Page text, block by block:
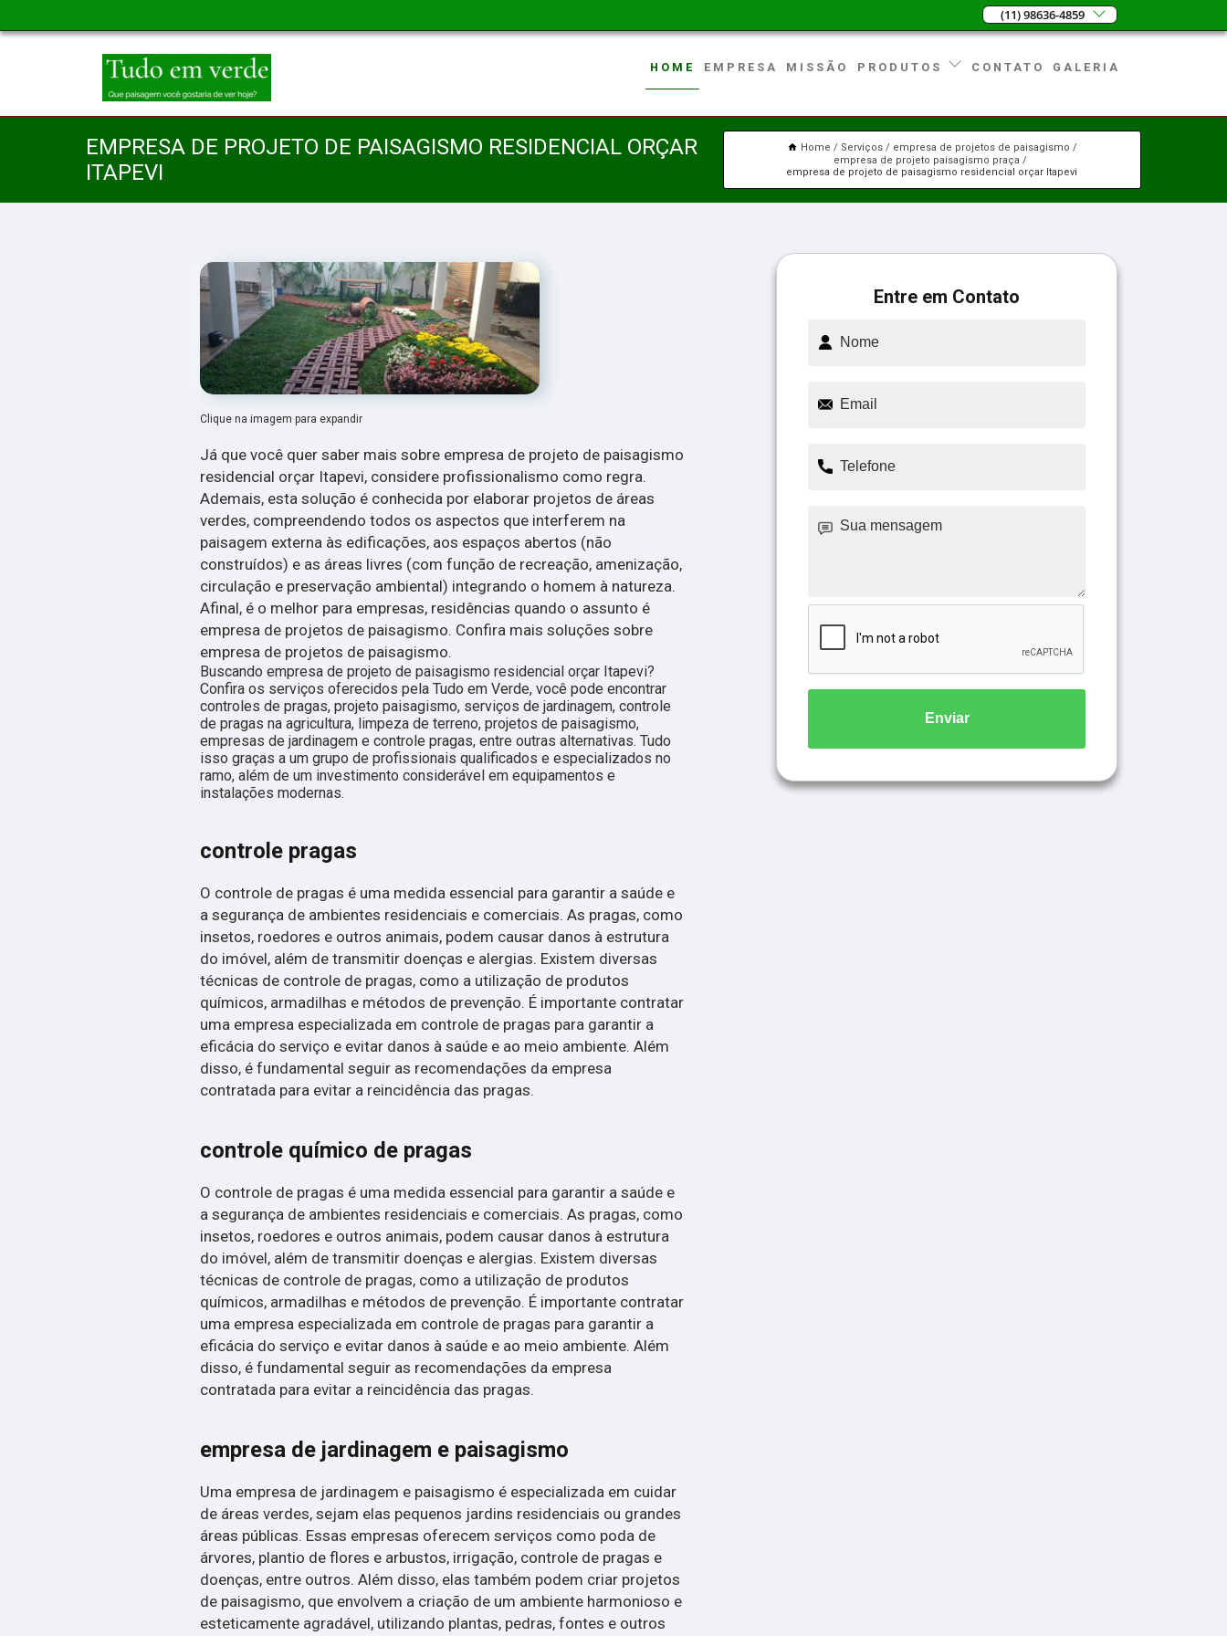
(11) 98636-4859
HOME EMPRESA MISSÃO PRODUTOS CONTATO GALERIA
EMPRESA DE PROJETO DE PAISAGISMO RESIDENCIAL ORÇAR
ITAPEVI
Home Serviços
empresa de projetos de paisagismo
empresa de projeto paisagismo praça
empresa de projeto de paisagismo residencial orçar Itapevi
Clique na imagem para expandir
Já que você quer saber mais sobre empresa de projeto de paisagismo
residencial orçar Itapevi, considere profissionalismo como regra.
Ademais, esta solução é conhecida por elaborar projetos de áreas
verdes, compreendendo todos os aspectos que interferem na
paisagem externa às edificações, aos espaços abertos (não
construídos) e as áreas livres (com função de recreação, amenização,
circulação e preservação ambiental) integrando o homem à natureza.
Afinal, é o melhor para empresas, residências quando o assunto é
empresa de projetos de paisagismo. Confira mais soluções sobre
empresa de projetos de paisagismo.
Buscando empresa de projeto de paisagismo residencial orçar Itapevi?
Confira os serviços oferecidos pela Tudo em Verde, você pode encontrar
controles de pragas, projeto paisagismo, serviços de jardinagem, controle
de pragas na agricultura, limpeza de terreno, projetos de paisagismo,
empresas de jardinagem e controle pragas, entre outras alternativas. Tudo
isso graças a um grupo de profissionais qualificados e especializados no
ramo, além de um investimento considerável em equipamentos e
instalações modernas.
controle pragas
O controle de pragas é uma medida essencial para garantir a saúde e
a segurança de ambientes residenciais e comerciais. As pragas, como
insetos, roedores e outros animais, podem causar danos à estrutura
do imóvel, além de transmitir doenças e alergias. Existem diversas
técnicas de controle de pragas, como a utilização de produtos
químicos, armadilhas e métodos de prevenção. É importante contratar
uma empresa especializada em controle de pragas para garantir a
eficácia do serviço e evitar danos à saúde e ao meio ambiente. Além
disso, é fundamental seguir as recomendações da empresa
contratada para evitar a reincidência das pragas.
controle químico de pragas
O controle de pragas é uma medida essencial para garantir a saúde e
a segurança de ambientes residenciais e comerciais. As pragas, como
insetos, roedores e outros animais, podem causar danos à estrutura
do imóvel, além de transmitir doenças e alergias. Existem diversas
técnicas de controle de pragas, como a utilização de produtos
químicos, armadilhas e métodos de prevenção. É importante contratar
uma empresa especializada em controle de pragas para garantir a
eficácia do serviço e evitar danos à saúde e ao meio ambiente. Além
disso, é fundamental seguir as recomendações da empresa
contratada para evitar a reincidência das pragas.
empresa de jardinagem e paisagismo
Uma empresa de jardinagem e paisagismo é especializada em cuidar
de áreas verdes, sejam elas pequenos jardins residenciais ou grandes
áreas públicas. Essas empresas oferecem serviços como poda de
árvores, plantio de flores e arbustos, irrigação, controle de pragas e
doenças, entre outros. Além disso, elas também podem criar projetos
de paisagismo, que envolvem a criação de um ambiente harmonioso e
esteticamente agradável, utilizando plantas, pedras, fontes e outros
Entre em Contato
Enviar